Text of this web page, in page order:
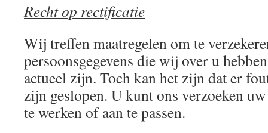
Recht op rectificatie
Wij treffen maatregelen om te
persoonsgegevens die wij over u
actueel zijn. Toch kan het zijn dat er
zijn geslopen. U kunt ons verzoeken
te werken of aan te passen.